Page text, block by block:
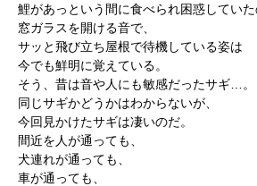
鯉があっという間に食べられ困惑していた
窓ガラスを開ける音で、
サッと飛び立ち屋根で待機している姿は
今でも鮮明に覚えている。
そう、昔は音や人にも敏感だったサギ…。
同じサギかどうかはわからないが、
今回見かけたサギは凄いのだ。
間近を人が通っても、
犬連れが通っても、
車が通っても、